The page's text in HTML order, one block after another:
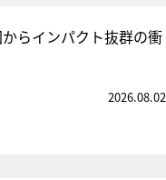
らインパクト抜群の衝
2026.08.02